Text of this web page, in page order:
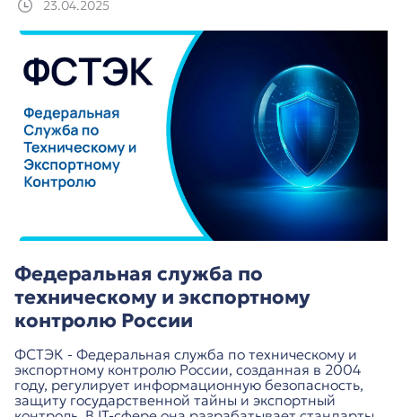
23.04.2025
Федеральная служба по
техническому и экспортному
контролю России
ФСТЭК - Федеральная служба по техническому и
экспортному контролю России, созданная в 2004
году, регулирует информационную безопасность,
защиту государственной тайны и экспортный